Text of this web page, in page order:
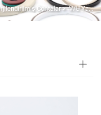
Contalar>V/U Yaylı Conta